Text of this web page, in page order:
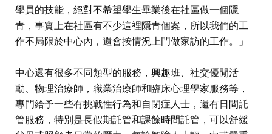
學員的技能，絕對不希望學生畢業後在社區做一個隱
青，事實上在社區有不少這裡隱青個案，所以我們的工
作不局限於中心內，還會按情況上門做家訪的工作。」
中心還有很多不同類型的服務，興趣班、社交優閒活
動、物理治療師，職業治療師和臨床心理學家服務等，
專門給予一些有挑戰性行為和自閉症人士，還有日間託
管服務，特別是長假期託管和課餘時間託管，可以舒緩